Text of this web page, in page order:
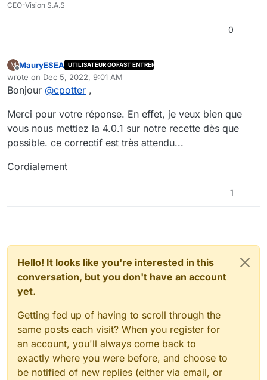
CEO-Vision S.A.S
0
M
Offline
MauryESEA UTILISATEUR GOFAST ENTREPRISE
wrote on Dec 5, 2022, 9:01 AM
last edited by
Bonjour @cpotter ,
Merci pour votre réponse. En effet, je veux bien que
vous nous mettiez la 4.0.1 sur notre recette dès que
possible. ce correctif est très attendu...
Cordialement
1
Hello! It looks like you're interested in this
conversation, but you don't have an account
yet.
Getting fed up of having to scroll through the
same posts each visit? When you register for
an account, you'll always come back to
exactly where you were before, and choose to
be notified of new replies (either via email, or